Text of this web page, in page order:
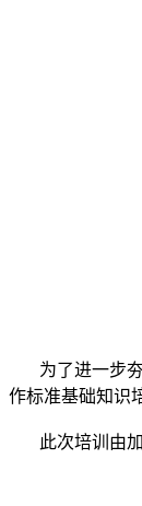
为了进一步夯
作标准基础知识
此次培训由